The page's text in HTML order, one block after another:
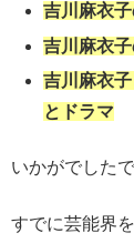
吉川麻衣
吉川麻衣
吉川麻衣
とドラマ
いかがでした
すでに芸能界